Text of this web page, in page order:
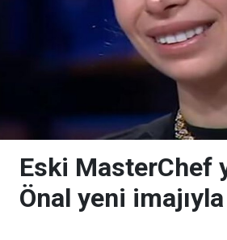
Eski MasterChef
Önal yeni